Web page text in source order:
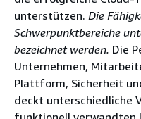
unterstützen. Die
Schwerpunktbereiche
bezeichnet werden. Die
Unternehmen,
Plattform, Sicherheit
deckt unterschiedliche